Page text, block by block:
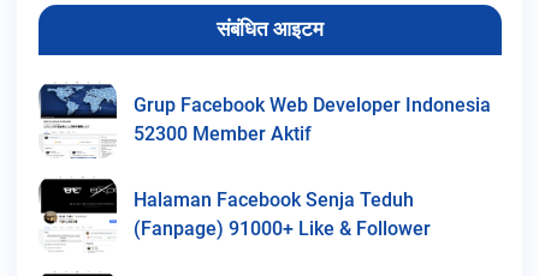
संबंधित आइटम
Grup Facebook Web Developer Indonesia
52300 Member Aktif
Halaman Facebook Senja Teduh
(Fanpage) 91000+ Like & Follower